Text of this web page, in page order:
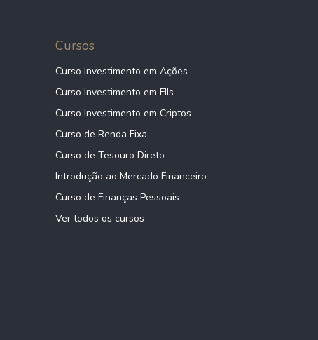
Cursos
Curso Investimento em Ações
Curso Investimento em FIIs
Curso Investimento em Criptos
Curso de Renda Fixa
Curso de Tesouro Direto
Introdução ao Mercado Financeiro
Curso de Finanças Pessoais
Ver todos os cursos